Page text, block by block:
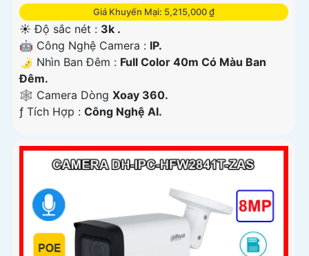
Giá Khuyến Mại: 5,215,000 ₫
☀️ Độ sắc nét : 3k .
🤖️ Công Nghệ Camera : IP.
🌛 Nhìn Ban Đêm : Full Color 40m Có Màu Ban
Ðêm.
🕸️ Camera Dòng Xoay 360.
️ƒ Tích Hợp : Công Nghệ AI.